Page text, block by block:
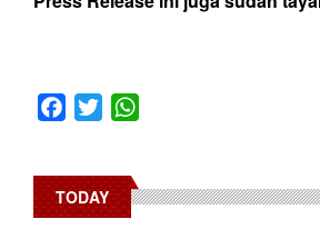
Facebook
Twitter
TODAY